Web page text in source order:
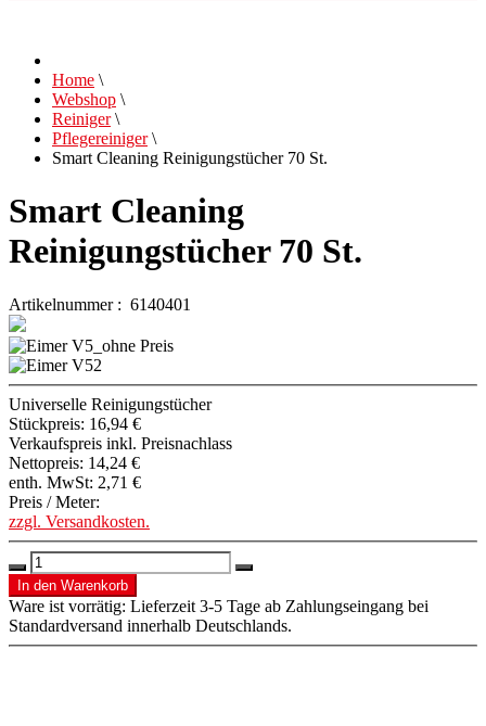
Home \
Webshop \
Reiniger \
Pflegereiniger \
Smart Cleaning Reinigungstücher 70 St.
Smart Cleaning
Reinigungstücher 70 St.
Artikelnummer : 6140401
Universelle Reinigungstücher
Stückpreis: 16,94 €
Verkaufspreis inkl. Preisnachlass
Nettopreis: 14,24 €
enth. MwSt: 2,71 €
Preis / Meter:
zzgl. Versandkosten.
Ware ist vorrätig: Lieferzeit 3-5 Tage ab Zahlungseingang bei
Standardversand innerhalb Deutschlands.